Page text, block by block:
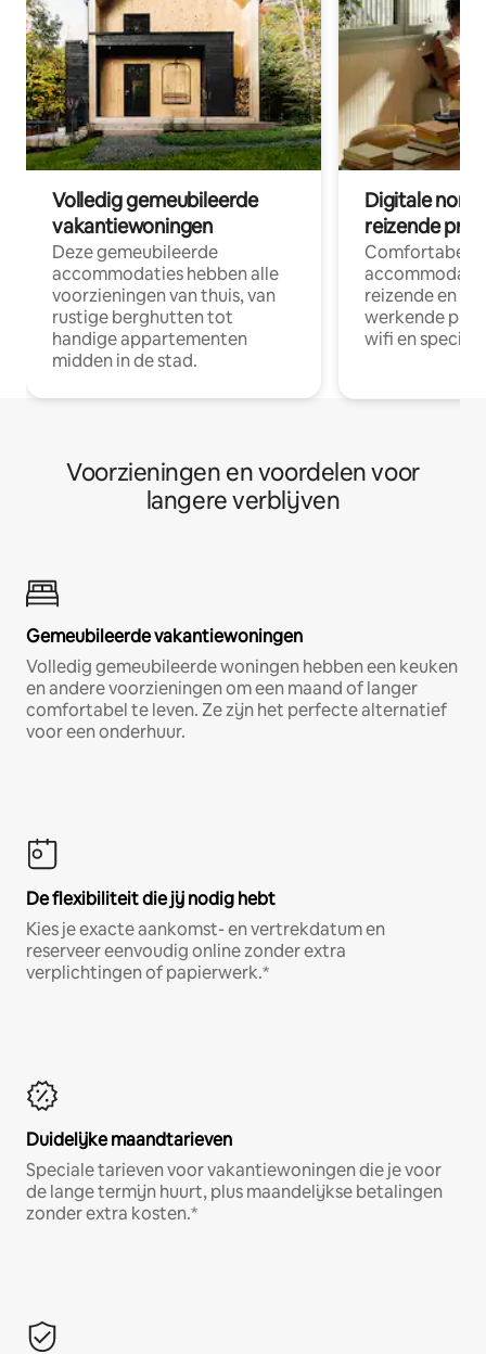
Volledig gemeubileerde
vakantiewoningen
Deze gemeubileerde
accommodaties hebben alle
voorzieningen van thuis, van
rustige berghutten tot
handige appartementen
midden in de stad.
Digitale
reizende
Comfortabele
reizende en
werkende
wifi en
Voorzieningen en voordelen voor
langere verblijven
Gemeubileerde vakantiewoningen
Volledig gemeubileerde woningen hebben een keuken
en andere voorzieningen om een maand of langer
comfortabel te leven. Ze zijn het perfecte alternatief
voor een onderhuur.
De flexibiliteit die jij nodig hebt
Kies je exacte aankomst- en vertrekdatum en
reserveer eenvoudig online zonder extra
verplichtingen of papierwerk.*
Duidelijke maandtarieven
Speciale tarieven voor vakantiewoningen die je voor
de lange termijn huurt, plus maandelijkse betalingen
zonder extra kosten.*